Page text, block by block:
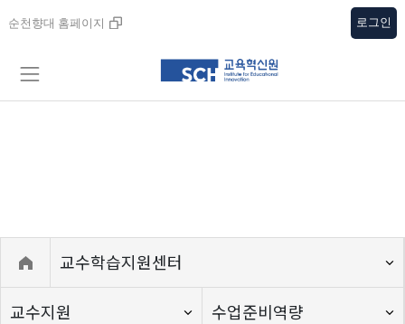
순천향대 홈페이지 로그인
교수학습지원센터
교수지원 수업준비역량